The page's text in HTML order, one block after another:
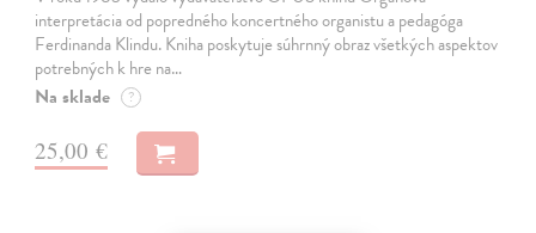
interpretácia od popredného koncertného organistu a pedagóga
Ferdinanda Klindu. Kniha poskytuje súhrnný obraz všetkých aspektov
potrebných k hre na…
Na sklade ?
25,00 €